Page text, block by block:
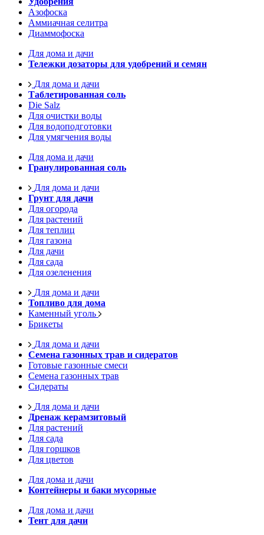
Азофоска
Аммиачная селитра
Диаммофоска
Для дома и дачи
Тележки дозаторы для удобрений и семян
Для дома и дачи
Таблетированная соль
Die Salz
Для очистки воды
Для водоподготовки
Для умягчения воды
Для дома и дачи
Гранулированная соль
Для дома и дачи
Грунт для дачи
Для огорода
Для растений
Для теплиц
Для газона
Для дачи
Для сада
Для озеленения
Для дома и дачи
Топливо для дома
Каменный уголь
Брикеты
Для дома и дачи
Семена газонных трав и сидератов
Готовые газонные смеси
Семена газонных трав
Сидераты
Для дома и дачи
Дренаж керамзитовый
Для растений
Для сада
Для горшков
Для цветов
Для дома и дачи
Контейнеры и баки мусорные
Для дома и дачи
Тент для дачи